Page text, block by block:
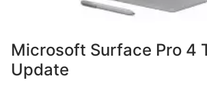
Microsoft Surface Pro 4
Update